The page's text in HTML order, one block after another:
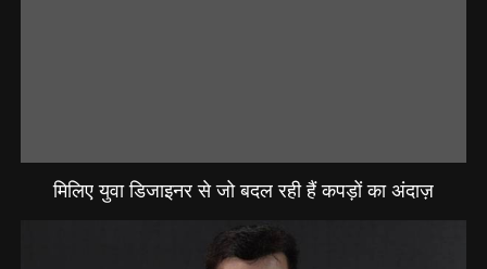
मिलिए युवा डिजाइनर से जो बदल रही हैं कपड़ों का अंदाज़